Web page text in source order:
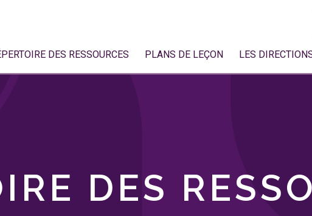
DES RESSOURCES PLANS DE LEÇON LES
DES